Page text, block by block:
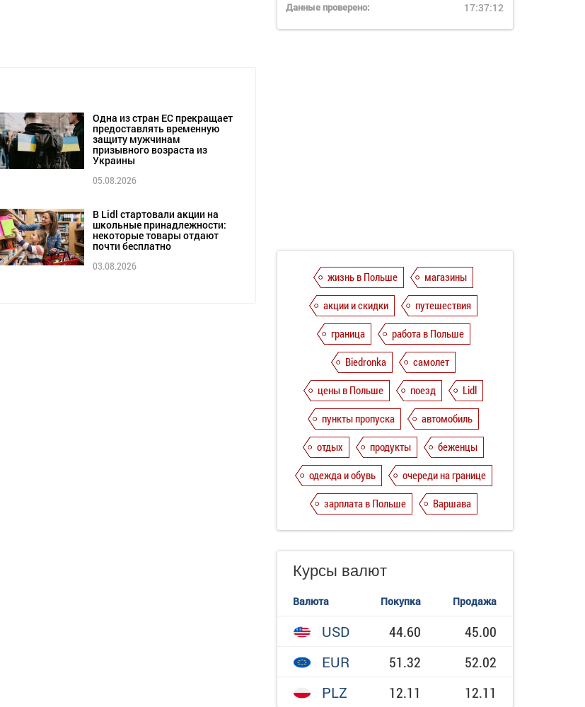
Одна из стран ЕС прекращает
предоставлять временную
защиту мужчинам
призывного возраста из
Украины
05.08.2026
В Lidl стартовали акции на
школьные принадлежности:
некоторые товары отдают
почти бесплатно
03.08.2026
Данные проверено: 17:37:12
жизнь в Польше
магазины
акции и скидки
путешествия
граница
работа в Польше
Biedronka
самолет
цены в Польше
поезд
Lidl
пункты пропуска
автомобиль
отдых
продукты
беженцы
одежда и обувь
очереди на границе
зарплата в Польше
Варшава
Курсы валют
Валюта Покупка Продажа
USD 44.60
45.00
EUR
51.32
52.02
PLZ
12.11 12.11